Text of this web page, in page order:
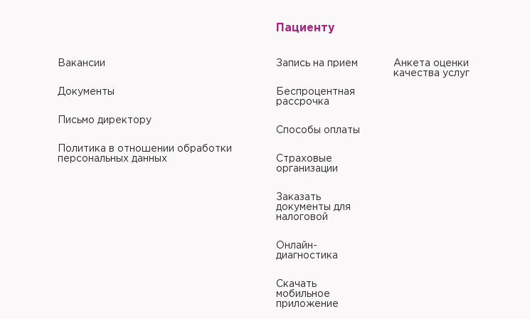
Вакансии
Документы
Письмо директору
Политика в отношении обработки
персональных данных
Пациенту
Запись на прием
Беспроцентная
рассрочка
Способы оплаты
Страховые
организации
Заказать
документы для
налоговой
Онлайн-
диагностика
Скачать
мобильное
приложение
Анкета оценки
качества услуг